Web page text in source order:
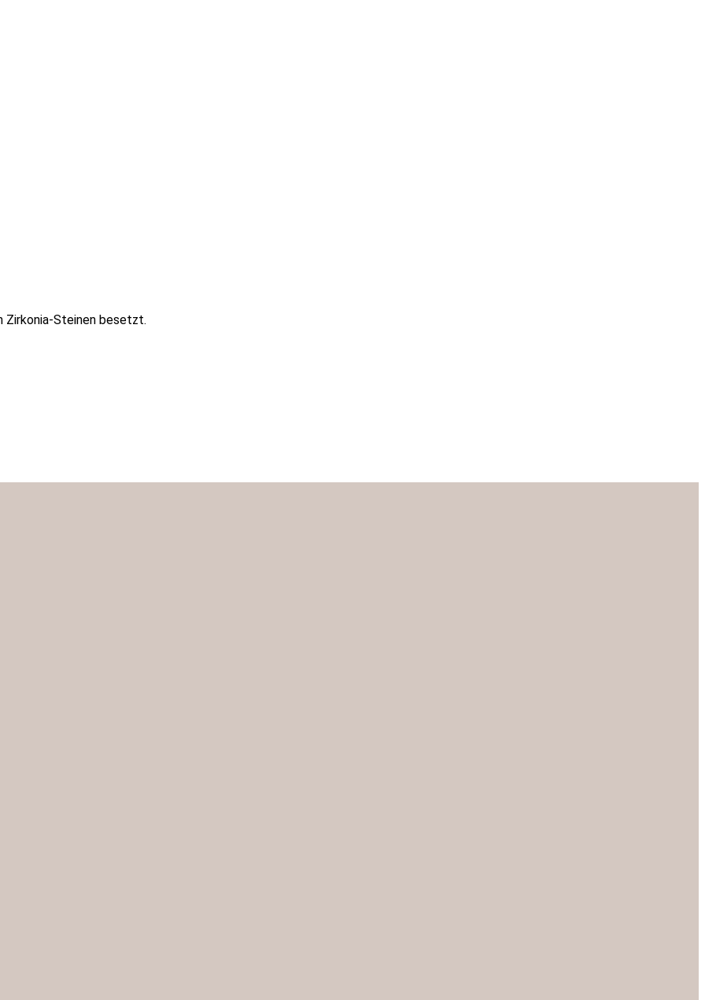
Steinen besetzt.